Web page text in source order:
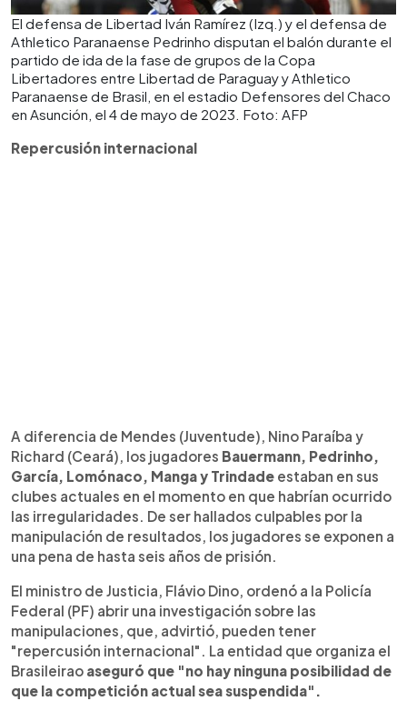
El defensa de Libertad Iván Ramírez (Izq.) y el defensa de
Athletico Paranaense Pedrinho disputan el balón durante el
partido de ida de la fase de grupos de la Copa
Libertadores entre Libertad de Paraguay y Athletico
Paranaense de Brasil, en el estadio Defensores del Chaco
en Asunción, el 4 de mayo de 2023. Foto: AFP
Repercusión internacional
A diferencia de Mendes (Juventude), Nino Paraíba y
Richard (Ceará), los jugadores Bauermann, Pedrinho,
García, Lomónaco, Manga y Trindade estaban en sus
clubes actuales en el momento en que habrían ocurrido
las irregularidades. De ser hallados culpables por la
manipulación de resultados, los jugadores se exponen a
una pena de hasta seis años de prisión.
El ministro de Justicia, Flávio Dino, ordenó a la Policía
Federal (PF) abrir una investigación sobre las
manipulaciones, que, advirtió, pueden tener
"repercusión internacional". La entidad que organiza el
Brasileirao aseguró que "no hay ninguna posibilidad de
que la competición actual sea suspendida".